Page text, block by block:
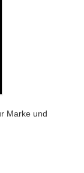
Marke und